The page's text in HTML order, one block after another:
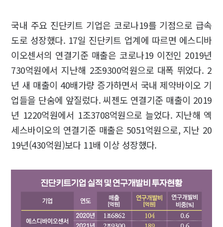
국내 주요 진단키트 기업은 코로나19를 기점으로 급속
도로 성장했다. 17일 진단키트 업계에 따르면 에스디바
이오센서의 연결기준 매출은 코로나19 이전인 2019년
730억원에서 지난해 2조9300억원으로 대폭 뛰었다. 2
년 새 매출이 40배가량 증가하면서 국내 제약바이오 기
업들을 단숨에 앞질렀다. 씨젠도 연결기준 매출이 2019
년 1220억원에서 1조3708억원으로 늘었다. 지난해 엑
세스바이오의 연결기준 매출은 5051억원으로, 지난 20
19년(430억원)보다 11배 이상 성장했다.